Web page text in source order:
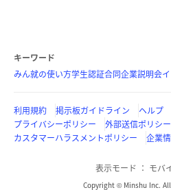
キーワード
みん就の使い方学生認証合同企業説明会
利用規約 掲示板ガイドライン ヘルプ
プライバシーポリシー
外部送信ポリシー
カスタマーハラスメントポリシー
企業
表示モード モバ
Copyright © Minshu Inc.